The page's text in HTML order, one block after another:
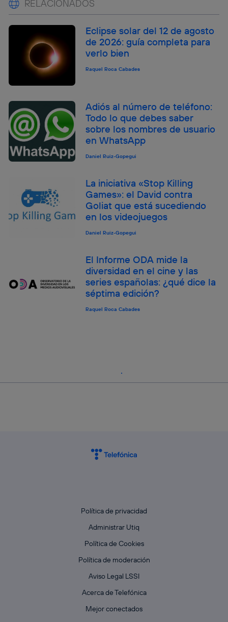
RELACIONADOS
Eclipse solar del 12 de agosto
de 2026: guía completa para
verlo bien
Raquel Roca Cabades
Adiós al número de teléfono:
Todo lo que debes saber
sobre los nombres de usuario
en WhatsApp
Daniel Ruiz-Gopegui
La iniciativa «Stop Killing
Games»: el David contra
Goliat que está sucediendo
en los videojuegos
Daniel Ruiz-Gopegui
El Informe ODA mide la
diversidad en el cine y las
series españolas: ¿qué dice la
séptima edición?
Raquel Roca Cabades
Política de privacidad
Administrar Utiq
Política de Cookies
Política de moderación
Aviso Legal LSSI
Acerca de Telefónica
Mejor conectados